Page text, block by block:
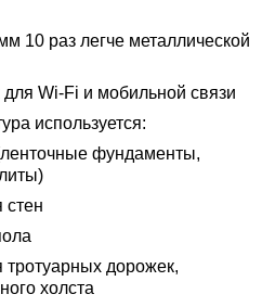
10 раз легче металлической
для Wi-Fi и мобильной связи
используется:
фундаменты,
стен
дорожек,
холста